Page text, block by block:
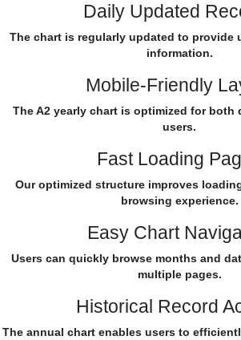
Daily Updated
The chart is regularly updated to provide
information.
Mobile-Friendly
The A2 yearly chart is optimized for both
users.
Fast Loading
Our optimized structure improves
browsing experience.
Easy Chart
Users can quickly browse months and
multiple pages.
Historical Record
The annual chart enables users to